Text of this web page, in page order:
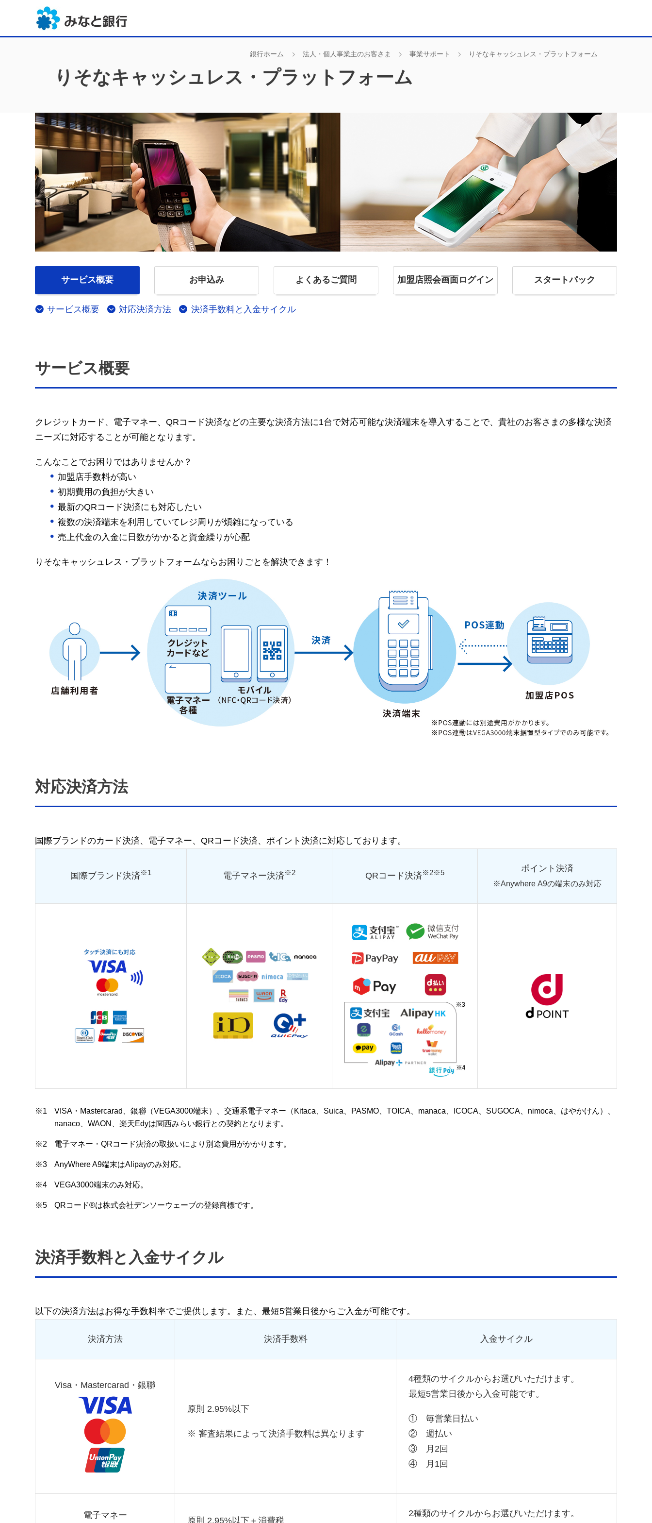
銀行ホーム 法人・個人事業主のお客さま 事業サポート りそなキャッシュレス・プラットフォーム
りそなキャッシュレス・プラットフォーム
サービス概要 お申込み よくあるご質問 加盟店照会画面ログイン スタートパック
サービス概要 対応決済方法 決済手数料と入金サイクル
サービス概要
クレジットカード、電子マネー、QRコード決済などの主要な決済方法に1台で対応可能な決済端末を導入することで、貴社のお客さまの多様な決済
ニーズに対応することが可能となります。
こんなことでお困りではありませんか？
加盟店手数料が高い
初期費用の負担が大きい
最新のQRコード決済にも対応したい
複数の決済端末を利用していてレジ周りが煩雑になっている
売上代金の入金に日数がかかると資金繰りが心配
りそなキャッシュレス・プラットフォームならお困りごとを解決できます！
対応決済方法
国際ブランドのカード決済、電子マネー、QRコード決済、ポイント決済に対応しております。
国際ブランド決済※1 電子マネー決済※2 QRコード決済※2※5 ポイント決済
※Anywhere A9の端末のみ対応
※1
VISA・Mastercarad、銀聯（VEGA3000端末）、交通系電子マネー（Kitaca、Suica、PASMO、TOICA、manaca、ICOCA、SUGOCA、nimoca、はやかけん）、
nanaco、WAON、楽天Edyは関西みらい銀行との契約となります。
※2 電子マネー・QRコード決済の取扱いにより別途費用がかかります。
※3 AnyWhere A9端末はAlipayのみ対応。
※4 VEGA3000端末のみ対応。
※5 QRコード®は株式会社デンソーウェーブの登録商標です。
決済手数料と入金サイクル
以下の決済方法はお得な手数料率でご提供します。また、最短5営業日後からご入金が可能です。
決済方法 決済手数料 入金サイクル
Visa・Mastercarad・銀聯
原則 2.95%以下
※ 審査結果によって決済手数料は異なります
4種類のサイクルからお選びいただけます。
最短5営業日後から入金可能です。
①
毎営業日払い
②
週払い
③
月2回
④
月1回
電子マネー
原則 2.95%以下＋消費税
2種類のサイクルからお選びいただけます。